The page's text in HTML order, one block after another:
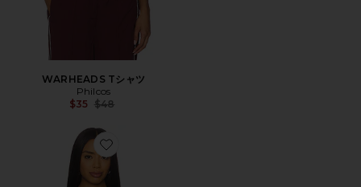
WARHEADS Tシャツ
Philcos
$35 Previous price:
$48
Favorite SEXYY Tシャツ